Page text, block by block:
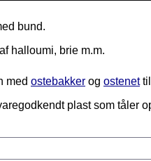
bund.
halloumi, brie m.m.
med ostebakker og ostenettil
plast som tåler